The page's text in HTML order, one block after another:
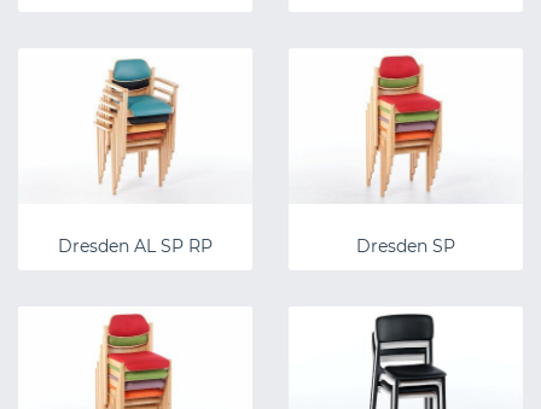
Dresden AL SP RP Dresden SP